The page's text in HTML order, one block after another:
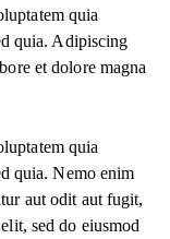
quia
quia. Adipiscing
et dolore magna
quia
quia. Nemo enim
aut odit aut fugit,
sed do eiusmod